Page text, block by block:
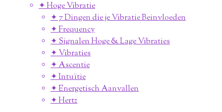
✦ Hoge Vibratie
✦ 7 Dingen die je Vibratie Beinvloeden
✦ Frequency
✦ Signalen Hoge & Lage Vibraties
✦ Vibraties
✦ Ascentie
✦ Intuïtie
✦ Energetisch Aanvallen
✦ Hertz